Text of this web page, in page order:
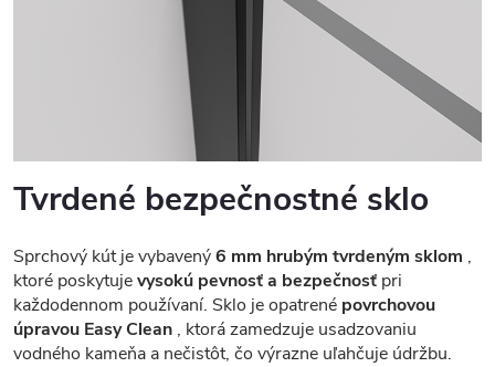
Tvrdené bezpečnostné sklo
Sprchový kút je vybavený6 mm hrubým tvrdeným sklom ,
ktoré poskytujevysokú pevnosť a bezpečnosť pri
každodennom používaní. Sklo je opatrené povrchovou
úpravou Easy Clean , ktorá zamedzuje usadzovaniu
vodného kameňa a nečistôt, čo výrazne uľahčuje údržbu.